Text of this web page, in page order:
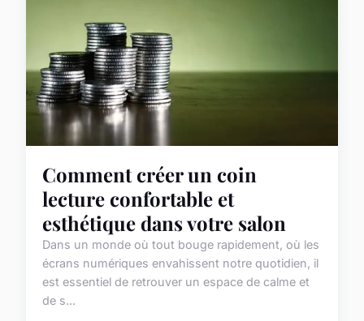
Comment créer un coin
lecture confortable et
esthétique dans votre salon
Dans un monde où tout bouge rapidement, où les
écrans numériques envahissent notre quotidien, il
est essentiel de retrouver un espace de calme et
de s...